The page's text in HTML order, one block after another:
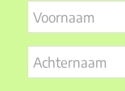
Voornaam
Achternaam